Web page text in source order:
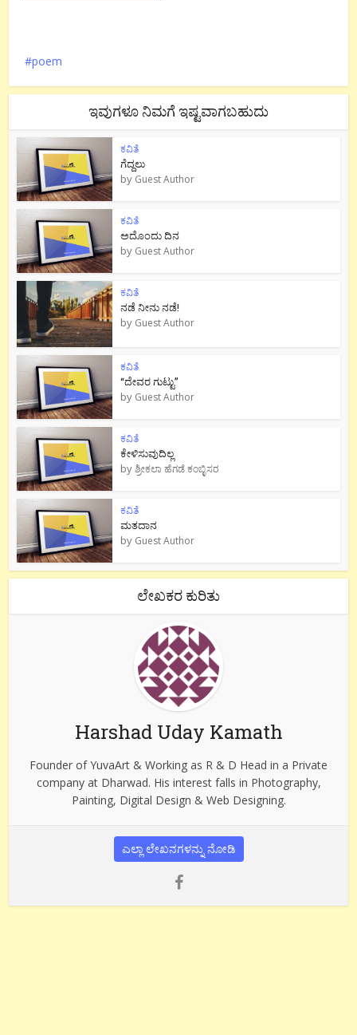
poem
ಇವುಗಳೂ ನಿಮಗೆ ಇಷ್ಟವಾಗಬಹುದು
ಕವಿತೆ
ಗೆದ್ದಲು
by Guest Author
ಕವಿತೆ
ಅದೊಂದು ದಿನ
by Guest Author
ಕವಿತೆ
ನಡೆ ನೀನು‌ ನಡೆ!
by Guest Author
ಕವಿತೆ
“ದೇವರ ಗುಟ್ಟು”
by Guest Author
ಕವಿತೆ
ಕೇಳಿಸುವುದಿಲ್ಲ
byಶ್ರೀಕಲಾ ಹೆಗಡೆ ಕಂಬ್ಳಿಸರ
ಕವಿತೆ
ಮತದಾನ
by Guest Author
ಲೇಖಕರ ಕುರಿತು
Harshad Uday Kamath
Founder of YuvaArt & Working as R & D Head in a Private
company at Dharwad. His interest falls in Photography,
Painting, Digital Design & Web Designing.
ಎಲ್ಲಾ ಲೇಖನಗಳನ್ನು ನೋಡಿ